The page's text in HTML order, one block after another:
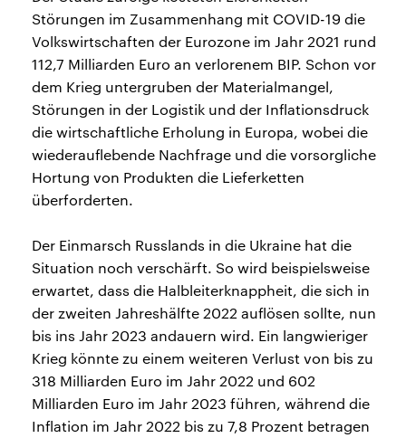
Störungen im Zusammenhang mit COVID-19 die
Volkswirtschaften der Eurozone im Jahr 2021 rund
112,7 Milliarden Euro an verlorenem BIP. Schon vor
dem Krieg untergruben der Materialmangel,
Störungen in der Logistik und der Inflationsdruck
die wirtschaftliche Erholung in Europa, wobei die
wiederauflebende Nachfrage und die vorsorgliche
Hortung von Produkten die Lieferketten
überforderten.
Der Einmarsch Russlands in die Ukraine hat die
Situation noch verschärft. So wird beispielsweise
erwartet, dass die Halbleiterknappheit, die sich in
der zweiten Jahreshälfte 2022 auflösen sollte, nun
bis ins Jahr 2023 andauern wird. Ein langwieriger
Krieg könnte zu einem weiteren Verlust von bis zu
318 Milliarden Euro im Jahr 2022 und 602
Milliarden Euro im Jahr 2023 führen, während die
Inflation im Jahr 2022 bis zu 7,8 Prozent betragen